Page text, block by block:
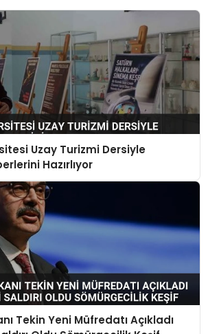
Uzay Turizmi Dersiyle
Hazırlıyor
Tekin Yeni Müfredatı Açıkladı